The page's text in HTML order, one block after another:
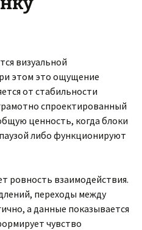
визуальной
этом это ощущение
от стабильности
спроектированный
ценность, когда блоки
либо функционируют
ровность взаимодействия.
переходы между
а данные показывается
чувство